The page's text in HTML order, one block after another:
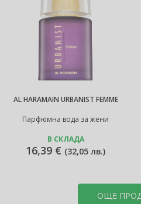
AL HARAMAIN URBANIST FEMME
Парфюмна вода за жени
В СКЛАДА
16,39 € (32,05 лв.)
ОЩЕ